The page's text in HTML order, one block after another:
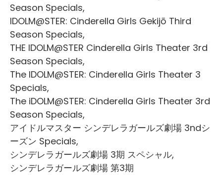
Season Specials,
IDOLM@STER: Cinderella Girls Gekijō Third
Season Specials,
THE IDOLM@STER Cinderella Girls Theater 3rd
Season Specials,
The IDOLM@STER: Cinderella Girls Theater 3
Specials,
The iDOLM@STER: Cinderella Girls Theater 3rd
Season Specials,
アイドルマスター シンデレラガールズ劇場 3ndシ
ーズン Specials,
シンデレラガールズ劇場 3期 スペシャル,
シンデレラガールズ劇場 第3期